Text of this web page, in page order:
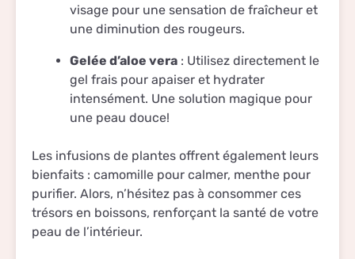
visage pour une sensation de fraîcheur et
une diminution des rougeurs.
Gelée d’aloe vera : Utilisez directement le
gel frais pour apaiser et hydrater
intensément. Une solution magique pour
une peau douce!
Les infusions de plantes offrent également leurs
bienfaits : camomille pour calmer, menthe pour
purifier. Alors, n’hésitez pas à consommer ces
trésors en boissons, renforçant la santé de votre
peau de l’intérieur.